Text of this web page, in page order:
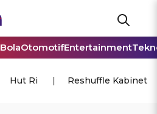
BolaOtomotifEntertainment
Hut Ri Reshuffle Kabinet